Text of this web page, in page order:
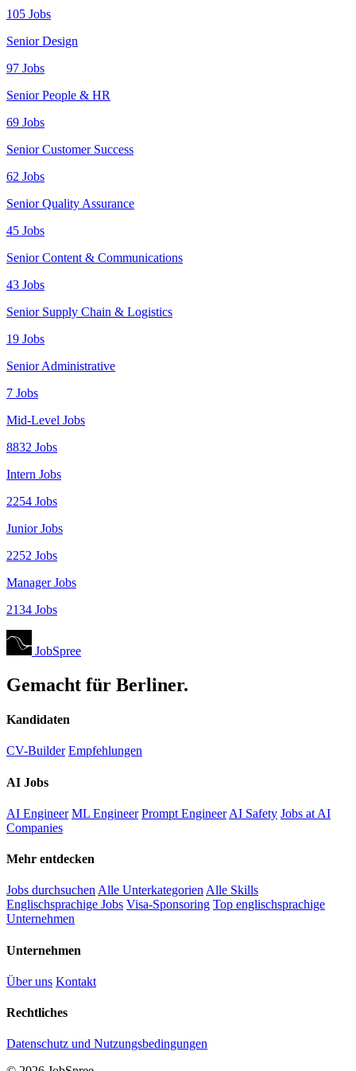
105 Jobs
Senior Design
97 Jobs
Senior People & HR
69 Jobs
Senior Customer Success
62 Jobs
Senior Quality Assurance
45 Jobs
Senior Content & Communications
43 Jobs
Senior Supply Chain & Logistics
19 Jobs
Senior Administrative
7 Jobs
Mid-Level Jobs
8832 Jobs
Intern Jobs
2254 Jobs
Junior Jobs
2252 Jobs
Manager Jobs
2134 Jobs
JobSpree
Gemacht für Berliner.
Kandidaten
CV-Builder Empfehlungen
AI Jobs
AI Engineer ML Engineer Prompt Engineer AI Safety Jobs at AI
Companies
Mehr entdecken
Jobs durchsuchenAlle UnterkategorienAlle Skills
Englischsprachige Jobs Visa-Sponsoring Top englischsprachige
Unternehmen
Unternehmen
Über uns Kontakt
Rechtliches
Datenschutz und Nutzungsbedingungen